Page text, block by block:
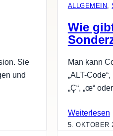
Sie
und
ALLGEMEIN,
Wie
Man kann
„ALT-
„Ç“, „œ“
Weiterlesen
5. OKTOBER